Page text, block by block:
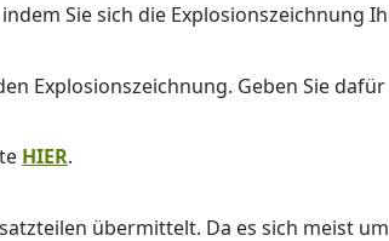
Sie sich die Explosionszeichnung
Explosionszeichnung. Geben Sie
HIER.
übermittelt. Da es sich meist